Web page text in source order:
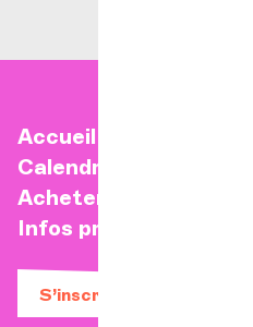
Accueil
Calendrier
Acheter un billet
Infos pratiques
S’inscrire à la newsletter